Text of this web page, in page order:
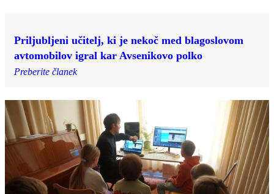
Priljubljeni učitelj, ki je nekoč med blagoslovom
avtomobilov igral kar Avsenikovo polko
Preberite članek